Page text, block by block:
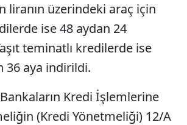
liranın üzerindeki araç için
ise 48 aydan 24
teminatlı kredilerde ise
36 aya indirildi.
Kredi İşlemlerine
(Kredi Yönetmeliği) 12/A